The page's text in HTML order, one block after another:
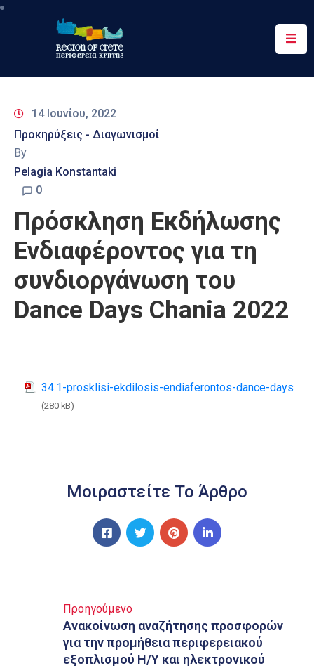
Περιφέρεια
&
Δράσεις
Ψηφιακές
Υπηρεσίες
Επικοινωνία
14 Ιουνίου, 2022
Προκηρύξεις - Διαγωνισμοί
By
Pelagia Konstantaki
0
Πρόσκληση Εκδήλωσης
Ενδιαφέροντος για τη
συνδιοργάνωση του
Dance Days Chania 2022
34.1-prosklisi-ekdilosis-endiaferontos-dance-days
(280 kB)
Μοιραστείτε Το Άρθρο
Προηγούμενο
Ανακοίνωση αναζήτησης προσφορών
για την προμήθεια περιφερειακού
εξοπλισμού Η/Υ και ηλεκτρονικού